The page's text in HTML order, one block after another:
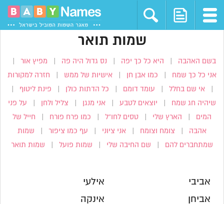
שמות תואר
בשם האהבה היא כל כך יפה נס גדול היה פה מפיץ אור
אני כל כך שמח כמו אבן חן אישיות של ממש חזרה למקורות
|אי שם בחלל עומד דומם כל הדתות כולן פינת ליטוף
שיהיה חג שמח יוצאים לטבע אני מנגן צליל ולחן על פני
המים הארץ שלי טסים לחו”ל כמו פרח פורח חייל של
אהבה צומח וצומח אני ציוני עף כמו ציפור שמות
שמתחברים להם שם החיבה שלי שמות פועל שמות תואר
אביבי
אביחן
אילעי
אינקה